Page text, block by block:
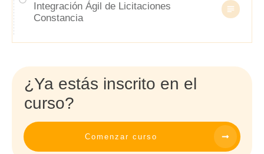
Integración Ágil de Licitaciones
Constancia
¿Ya estás inscrito en el
curso?
Comenzar curso